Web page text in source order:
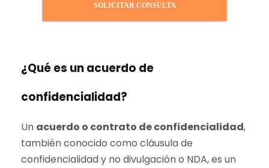
SOLICITAR CONSULTA
¿Qué es un acuerdo de
confidencialidad?
Un acuerdo o contrato de confidencialidad,
también conocido como cláusula de
confidencialidad y no divulgación o NDA, es un